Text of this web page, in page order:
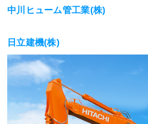
中川ヒューム管工業(株)
日立建機(株)